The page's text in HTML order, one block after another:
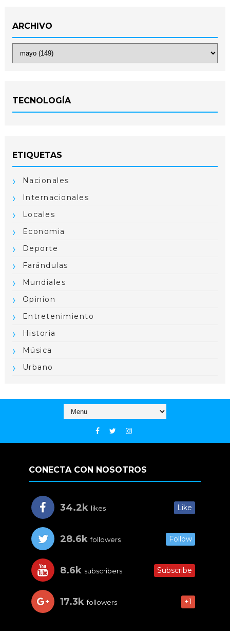
ARCHIVO
TECNOLOGÍA
ETIQUETAS
Nacionales
Internacionales
Locales
Economia
Deporte
Farándulas
Mundiales
Opinion
Entretenimiento
Historia
Música
Urbano
CONECTA CON NOSOTROS
34.2k likes Like
28.6k followers Follow
8.6k subscribers Subscribe
17.3k followers +1